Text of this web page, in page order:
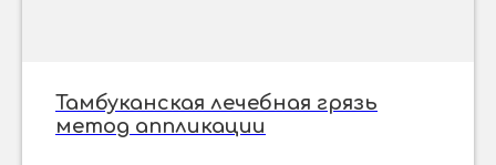
Тамбуканская лечебная грязь
метод аппликации